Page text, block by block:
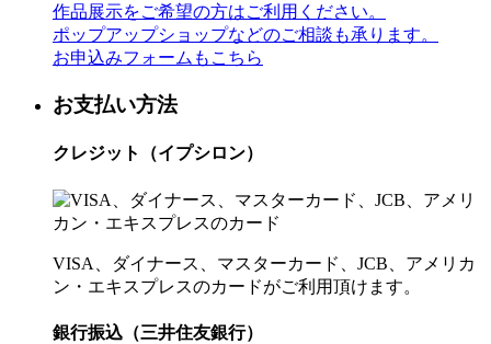
作品展示をご希望の方はご利用ください。
ポップアップショップなどのご相談も承ります。
お申込みフォームもこちら
お支払い方法
クレジット（イプシロン）
VISA、ダイナース、マスターカード、JCB、アメリカ
ン・エキスプレスのカードがご利用頂けます。
銀行振込（三井住友銀行）